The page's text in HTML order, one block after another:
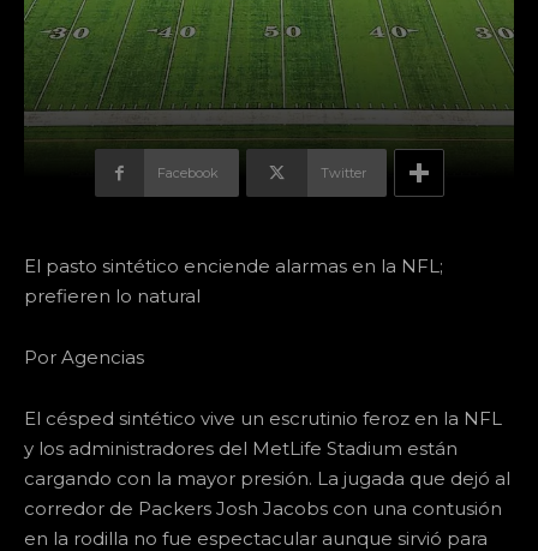
Facebook Twitter
El pasto sintético enciende alarmas en la NFL;
prefieren lo natural
Por Agencias
El césped sintético vive un escrutinio feroz en la NFL
y los administradores del MetLife Stadium están
cargando con la mayor presión. La jugada que dejó al
corredor de Packers Josh Jacobs con una contusión
en la rodilla no fue espectacular aunque sirvió para